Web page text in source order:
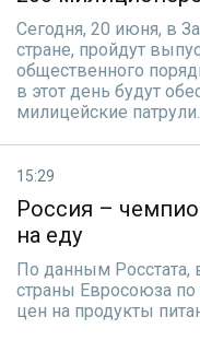
Сегодня, 20 июня, в
стране, пройдут
общественного
в этот день будут
милицейские патрули.
15:29
Россия –
на еду
По данным Росстата,
страны Евросоюза по
цен на продукты